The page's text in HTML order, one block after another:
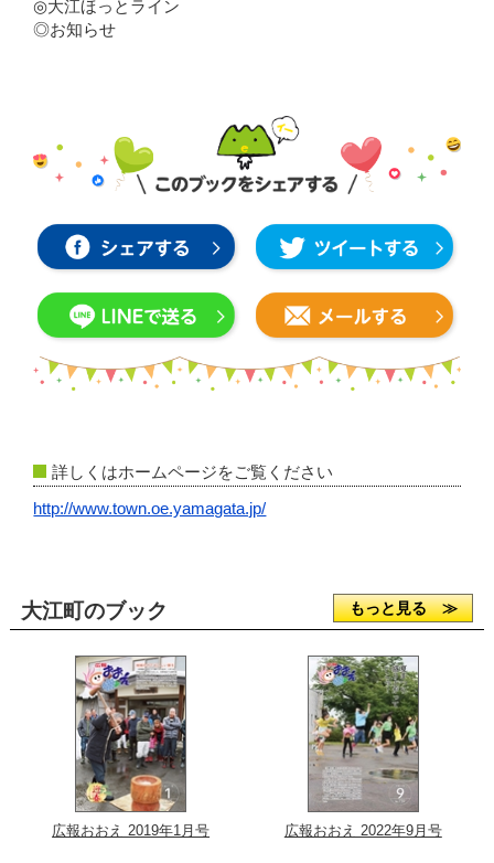
◎大江ほっとライン
◎お知らせ
詳しくはホームページをご覧ください
http://www.town.oe.yamagata.jp/
大江町のブック もっと見る ≫
広報おおえ 2019年1月号 広報おおえ 2022年9月号